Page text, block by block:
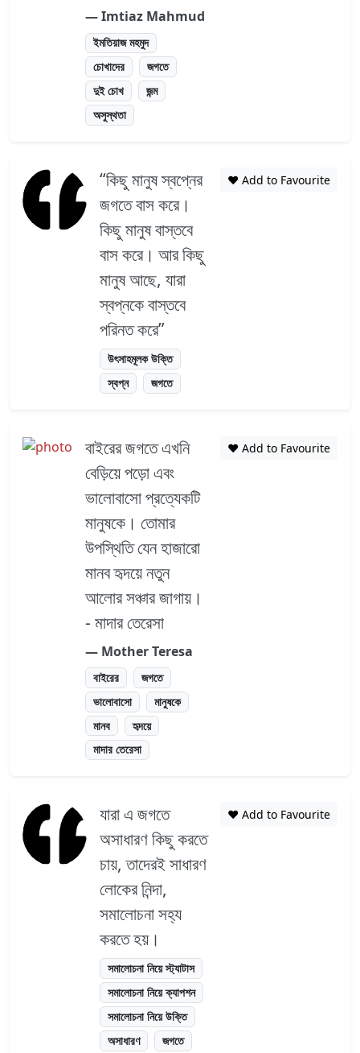
― Imtiaz Mahmud
ইমতিয়াজ মহমুদ
চোখাদের
জগতে
দুই চোখ
জন্ম
অসুস্থতা
“কিছু মানুষ স্বপ্নের
জগতে বাস করে।
কিছু মানুষ বাস্তবে
বাস করে। আর কিছু
মানুষ আছে, যারা
স্বপ্নকে বাস্তবে
পরিনত করে”
উৎসাহমূলক উক্তি
স্বপ্ন
জগতে
❤️ Add to Favourite
বাইরের জগতে এখনি
বেড়িয়ে পড়ো এবং
ভালোবাসো প্রত্যেকটি
মানুষকে। তোমার
উপস্থিতি যেন হাজারো
মানব হৃদয়ে নতুন
আলোর সঞ্চার জাগায়।
- মাদার তেরেসা
― Mother Teresa
বাইরের
জগতে
ভালোবাসো
মানুষকে
মানব
হৃদয়ে
মাদার তেরেসা
❤️ Add to Favourite
যারা এ জগতে
অসাধারণ কিছু করতে
চায়, তাদেরই সাধারণ
লোকের নিন্দা,
সমালোচনা সহ্য
করতে হয়।
সমালোচনা নিয়ে স্ট্যাটাস
সমালোচনা নিয়ে ক্যাপশন
সমালোচনা নিয়ে উক্তি
অসাধারণ
জগতে
❤️ Add to Favourite